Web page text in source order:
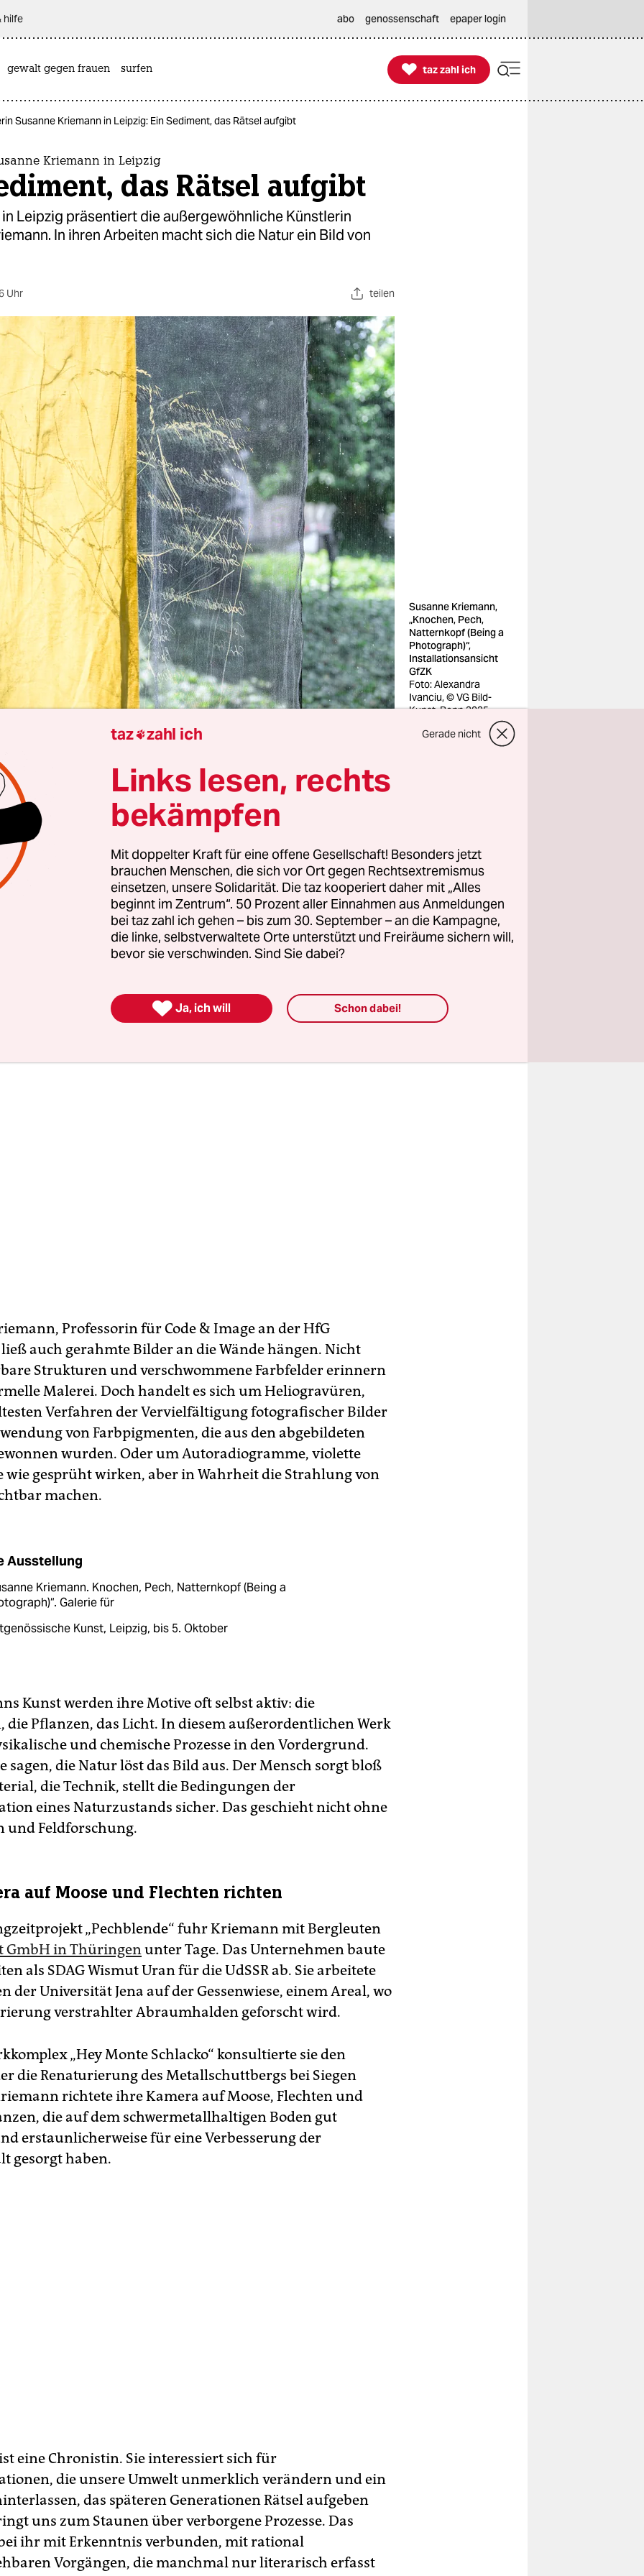
hilfe abo genossenschaft epaper login
gewalt gegen frauen surfen 
taz zahl ich
taz zahl ich
Susanne Kriemann in Leipzig: Ein Sediment, das Rätsel aufgibt
Kriemann in Leipzig
das Rätsel aufgibt
in Leipzig präsentiert die außergewöhnliche Künstlerin
In ihren Arbeiten macht sich die Natur ein Bild von
Uhr teilen
Susanne Kriemann,
„Knochen, Pech,
Natternkopf (Being a
Photograph)“,
Installationsansicht
GfZK
Foto: Alexandra
Ivanciu, © VG Bild-
Kunst, Bonn 2025
Galerie für Zeitgenössische Kunst (GfZK) läuft eine
die man nicht verpassen sollte. Sie ist kongenial in den
der GfZK platziert mit seinen wandhohen Glasfassaden
auf eine Grünanlage. Wer das Environment von
betritt, ist in einer Art verspiegeltem
scheinbar ohne Trennung von innen und außen.
Stoffbahnen hängen von der Decke. Sie sind
sich mit dem Strauchwerk draußen. Sie sind
Textil und Installation in einem.
Professorin für Code & Image an der HfG
auch gerahmte Bilder an die Wände hängen. Nicht
Strukturen und verschwommene Farbfelder erinnern
Malerei. Doch handelt es sich um Heliogravüren,
Verfahren der Vervielfältigung fotografischer Bilder
von Farbpigmenten, die aus den abgebildeten
wurden. Oder um Autoradiogramme, violette
wie gesprüht wirken, aber in Wahrheit die Strahlung von
machen.
Ausstellung
Kriemann. Knochen, Pech, Natternkopf (Being a
Galerie für
Kunst, Leipzig, bis 5. Oktober
Kunst werden ihre Motive oft selbst aktiv: die
Pflanzen, das Licht. In diesem außerordentlichen Werk
und chemische Prozesse in den Vordergrund.
sagen, die Natur löst das Bild aus. Der Mensch sorgt bloß
die Technik, stellt die Bedingungen der
eines Naturzustands sicher. Das geschieht nicht ohne
und Feldforschung.
auf Moose und Flechten richten
„Pechblende“ fuhr Kriemann mit Bergleuten
GmbH in Thüringenunter Tage. Das Unternehmen baute
als SDAG Wismut Uran für die UdSSR ab. Sie arbeitete
der Universität Jena auf der Gessenwiese, einem Areal, wo
verstrahlter Abraumhalden geforscht wird.
„Hey Monte Schlacko“ konsultierte sie den
die Renaturierung des Metallschuttbergs bei Siegen
richtete ihre Kamera auf Moose, Flechten und
die auf dem schwermetallhaltigen Boden gut
erstaunlicherweise für eine Verbesserung der
gesorgt haben.
eine Chronistin. Sie interessiert sich für
die unsere Umwelt unmerklich verändern und ein
das späteren Generationen Rätsel aufgeben
uns zum Staunen über verborgene Prozesse. Das
ihr mit Erkenntnis verbunden, mit rational
Vorgängen, die manchmal nur literarisch erfasst
taz zahl ich Gerade nicht
Links lesen, rechts
bekämpfen
Mit doppelter Kraft für eine offene Gesellschaft! Besonders jetzt
brauchen Menschen, die sich vor Ort gegen Rechtsextremismus
einsetzen, unsere Solidarität. Die taz kooperiert daher mit „Alles
beginnt im Zentrum“. 50 Prozent aller Einnahmen aus Anmeldungen
bei taz zahl ich gehen – bis zum 30. September – an die Kampagne,
die linke, selbstverwaltete Orte unterstützt und Freiräume sichern will,
bevor sie verschwinden. Sind Sie dabei?
 Ja, ich will Schon dabei!